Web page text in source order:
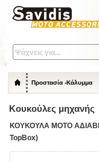
Προστασία -Κάλυμμα
Κουκούλες μηχανής
ΚΟΥΚΟΥΛΑ ΜΟΤΟ
TopBox)